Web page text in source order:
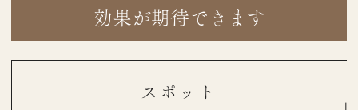
効果が期待できます
スポット